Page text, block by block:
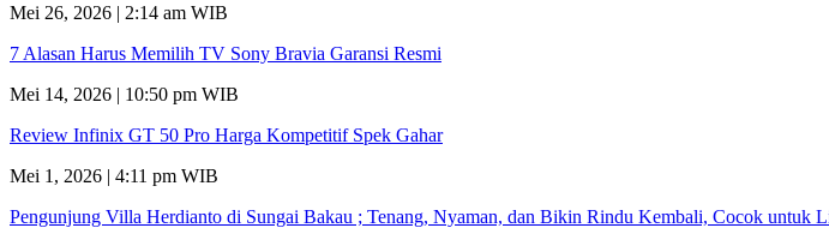
Mei 26, 2026 | 2:14 am WIB
7 Alasan Harus Memilih TV Sony Bravia Garansi Resmi
Mei 14, 2026 | 10:50 pm WIB
Review Infinix GT 50 Pro Harga Kompetitif Spek Gahar
Mei 1, 2026 | 4:11 pm WIB
Pengunjung Villa Herdianto di Sungai Bakau ; Tenang, Nyaman, dan Bikin Rindu Kembali, Cocok untuk